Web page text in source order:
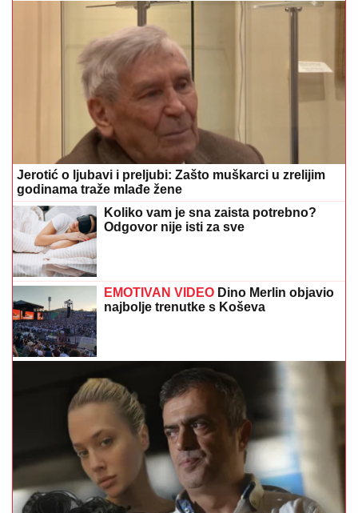
Jerotić o ljubavi i preljubi: Zašto muškarci u zrelijim
godinama traže mlađe žene
Koliko vam je sna zaista potrebno?
Odgovor nije isti za sve
EMOTIVAN VIDEO Dino Merlin objavio
najbolje trenutke s Koševa